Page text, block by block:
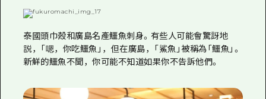
泰國頭巾殼和廣島名產鱷魚刺身。有些人可能會驚訝地
説，「嗯，你吃鱷魚」，但在廣島，「鯊魚」被稱為「鱷魚」。
新鮮的鱷魚不聞，你可能不知道如果你不告訴他們。